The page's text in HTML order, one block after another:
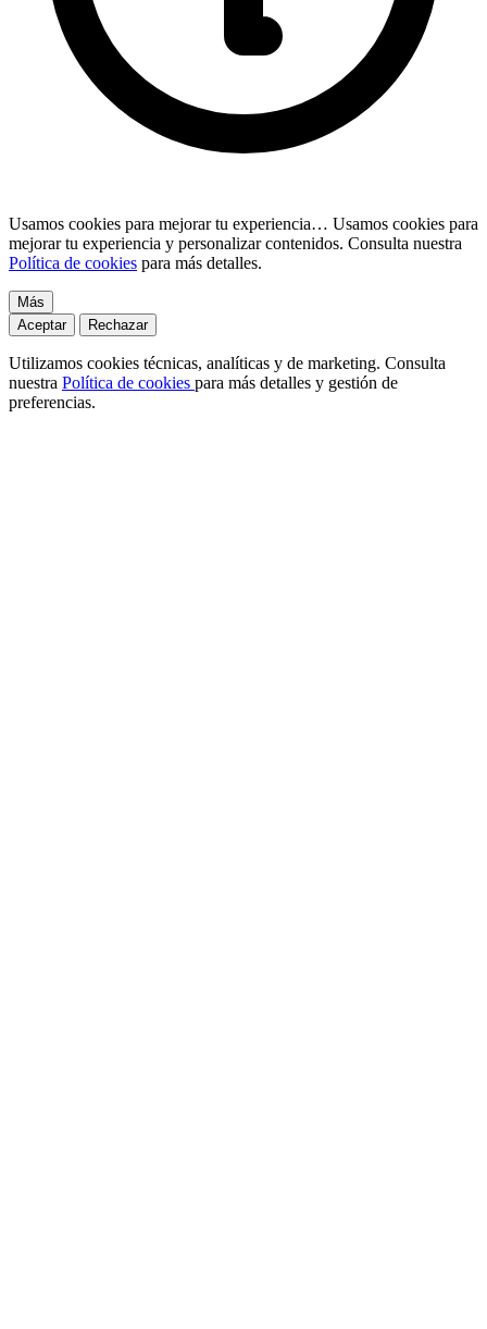
Usamos cookies para mejorar tu experiencia… Usamos cookies para
mejorar tu experiencia y personalizar contenidos. Consulta nuestra
Política de cookies para más detalles.
Más
Aceptar
Rechazar
Utilizamos cookies técnicas, analíticas y de marketing. Consulta
nuestra Política de cookies para más detalles y gestión de
preferencias.